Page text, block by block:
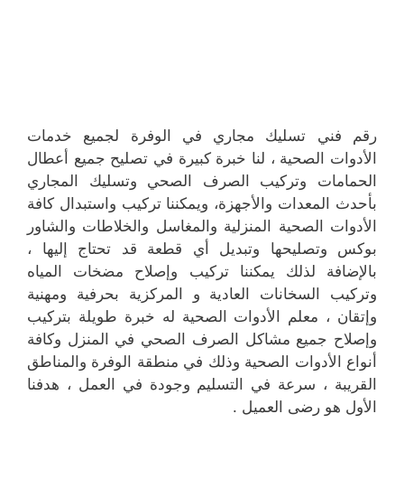
رقم فني تسليك مجاري في الوفرة لجميع خدمات
الأدوات الصحية ، لنا خبرة كبيرة في تصليح جميع أعطال
الحمامات وتركيب الصرف الصحي وتسليك المجاري
بأحدث المعدات والأجهزة، ويمكننا تركيب واستبدال كافة
الأدوات الصحية المنزلية والمغاسل والخلاطات والشاور
بوكس وتصليحها وتبديل أي قطعة قد تحتاج إليها ،
بالإضافة لذلك يمكننا تركيب وإصلاح مضخات المياه
وتركيب السخانات العادية و المركزية بحرفية ومهنية
وإتقان ، معلم الأدوات الصحية له خبرة طويلة بتركيب
وإصلاح جميع مشاكل الصرف الصحي في المنزل وكافة
أنواع الأدوات الصحية وذلك في منطقة الوفرة والمناطق
القريبة ، سرعة في التسليم وجودة في العمل ، هدفنا
الأول هو رضى العميل .